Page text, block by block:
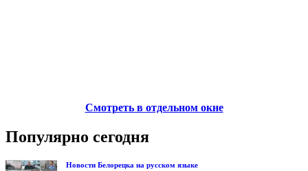
Смотреть в отдельном окне
Популярно сегодня
Новости Белорецка на русском языке